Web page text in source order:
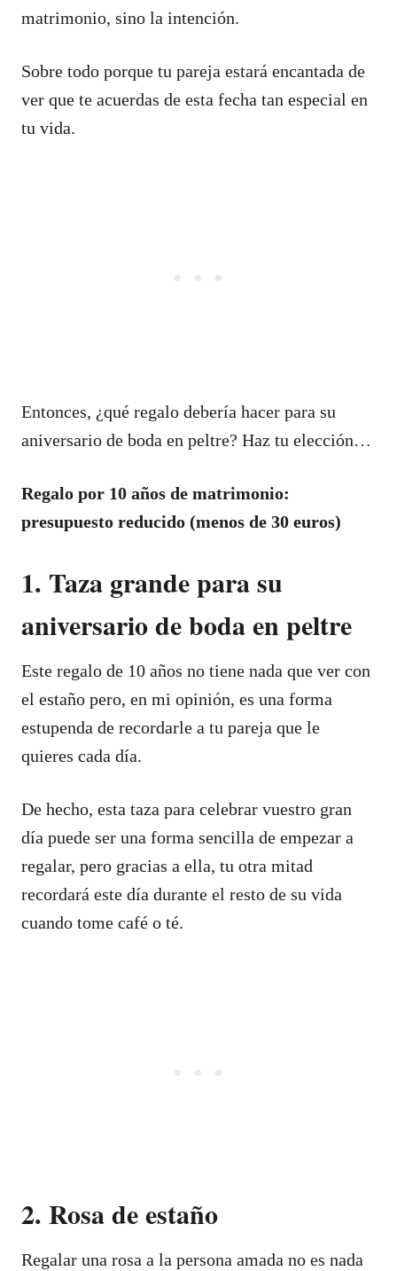
matrimonio, sino la intención.
Sobre todo porque tu pareja estará encantada de
ver que te acuerdas de esta fecha tan especial en
tu vida.
Entonces, ¿qué regalo debería hacer para su
aniversario de boda en peltre? Haz tu elección…
Regalo por 10 años de matrimonio:
presupuesto reducido (menos de 30 euros)
1. Taza grande para su
aniversario de boda en peltre
Este regalo de 10 años no tiene nada que ver con
el estaño pero, en mi opinión, es una forma
estupenda de recordarle a tu pareja que le
quieres cada día.
De hecho, esta taza para celebrar vuestro gran
día puede ser una forma sencilla de empezar a
regalar, pero gracias a ella, tu otra mitad
recordará este día durante el resto de su vida
cuando tome café o té.
2. Rosa de estaño
Regalar una rosa a la persona amada no es nada